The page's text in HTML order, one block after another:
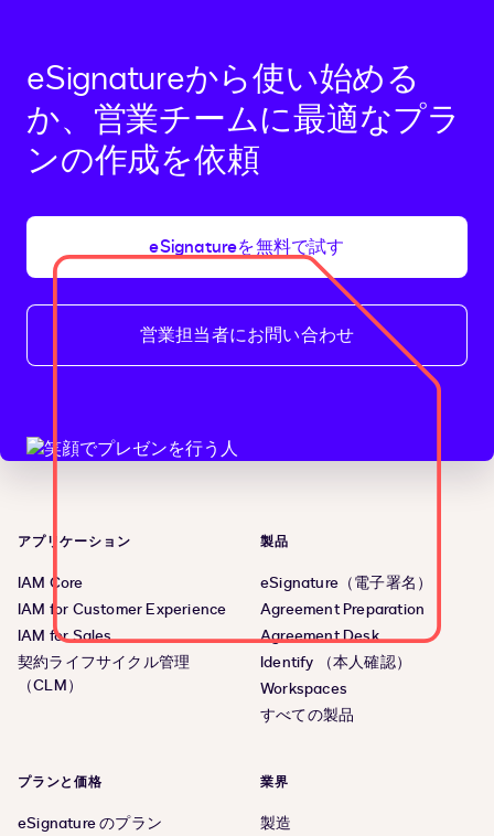
に
コ
ー
eSignatureから使い始める
か、営業チームに最適なプラ
ンの作成を依頼
eSignatureを無料で試す
営業担当者にお問い合わせ
アプリケーション
IAM Core
IAM for Customer Experience
IAM for Sales
契約ライフサイクル管理
（CLM）
製品
eSignature（電子署名）
Agreement Preparation
Agreement Desk
Identify （本人確認）
Workspaces
すべての製品
プランと価格
eSignature のプラン
業界
製造